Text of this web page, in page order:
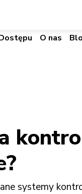
O nas
systemy